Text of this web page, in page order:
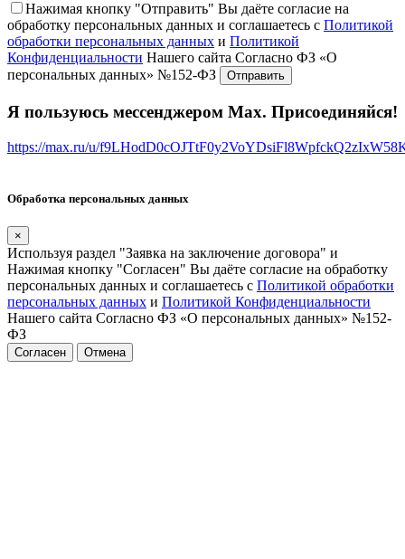
Нажимая кнопку "Отправить" Вы даёте согласие на
обработку персональных данных и соглашаетесь с Политикой
обработки персональных данных и Политикой
Конфиденциальности Нашего сайта Согласно ФЗ «О
персональных данных» №152-ФЗ
Я пользуюсь мессенджером Max. Присоединяйся!
https://max.ru/u/
Обработка персональных данных
×
Используя раздел "Заявка на заключение договора" и
Нажимая кнопку "Согласен" Вы даёте согласие на обработку
персональных данных и соглашаетесь с Политикой обработки
персональных данных и Политикой Конфиденциальности
Нашего сайта Согласно ФЗ «О персональных данных» №152-
ФЗ
Согласен Отмена